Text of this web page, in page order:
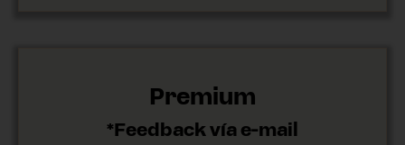
Premium
*Feedback vía e-mail